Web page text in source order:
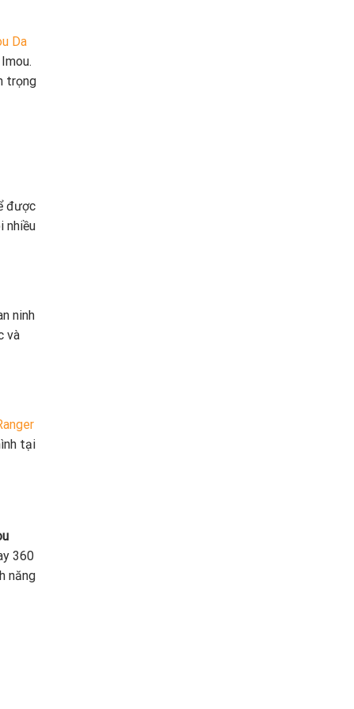
Da
trọng
được
nhiều
ninh
và
tại
360
năng